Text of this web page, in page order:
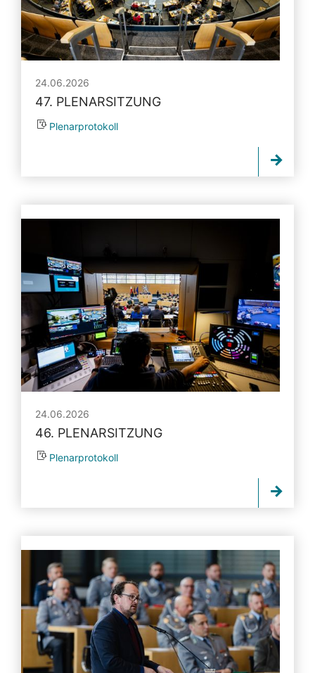
24.06.2026
47. PLENARSITZUNG
Plenarprotokoll
24.06.2026
46. PLENARSITZUNG
Plenarprotokoll